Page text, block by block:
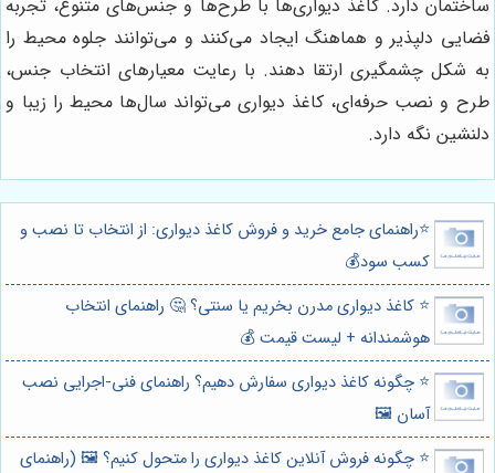
ساختمان دارد. کاغذ دیواری‌ها با طرح‌ها و جنس‌های متنوع، تجربه
فضایی دلپذیر و هماهنگ ایجاد می‌کنند و می‌توانند جلوه محیط را
به شکل چشمگیری ارتقا دهند. با رعایت معیارهای انتخاب جنس،
طرح و نصب حرفه‌ای، کاغذ دیواری می‌تواند سال‌ها محیط را زیبا و
دلنشین نگه دارد.
⭐️راهنمای جامع خرید و فروش کاغذ دیواری: از انتخاب تا نصب و
کسب سود💰
⭐️ کاغذ دیواری مدرن بخریم یا سنتی؟ 🤔 راهنمای انتخاب
هوشمندانه + لیست قیمت 💰
⭐️ چگونه کاغذ دیواری سفارش دهیم؟ راهنمای فنی-اجرایی نصب
آسان 🖼️
⭐️ چگونه فروش آنلاین کاغذ دیواری را متحول کنیم؟ 🖼️ (راهنمای